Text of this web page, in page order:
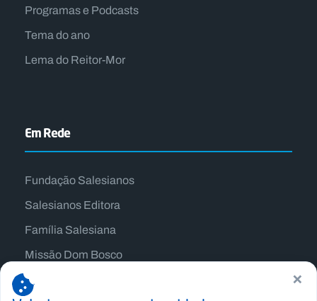
Programas e Podcasts
Tema do ano
Lema do Reitor-Mor
Em Rede
Fundação Salesianos
Salesianos Editora
Família Salesiana
Missão Dom Bosco
Jogos Nacionais Salesianos
×